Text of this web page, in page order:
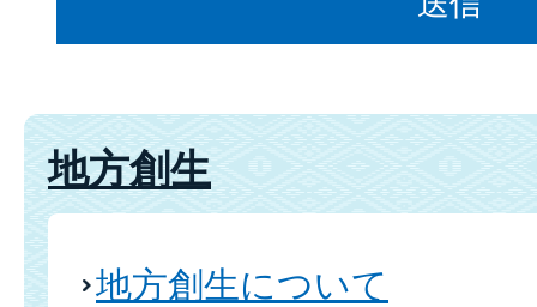
地方創生
地方創生について